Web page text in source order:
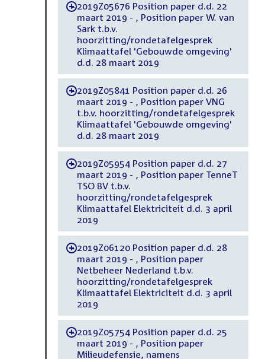
-2019Z05676 Position paper d.d. 22
maart 2019 - , Position paper W. van
Sark t.b.v.
hoorzitting/rondetafelgesprek
Klimaattafel 'Gebouwde omgeving'
d.d. 28 maart 2019
-2019Z05841 Position paper d.d. 26
maart 2019 - , Position paper VNG
t.b.v. hoorzitting/rondetafelgesprek
Klimaattafel 'Gebouwde omgeving'
d.d. 28 maart 2019
-2019Z05954 Position paper d.d. 27
maart 2019 - , Position paper TenneT
TSO BV t.b.v.
hoorzitting/rondetafelgesprek
Klimaattafel Elektriciteit d.d. 3 april
2019
-2019Z06120 Position paper d.d. 28
maart 2019 - , Position paper
Netbeheer Nederland t.b.v.
hoorzitting/rondetafelgesprek
Klimaattafel Elektriciteit d.d. 3 april
2019
-2019Z05754 Position paper d.d. 25
maart 2019 - , Position paper
Milieudefensie, namens